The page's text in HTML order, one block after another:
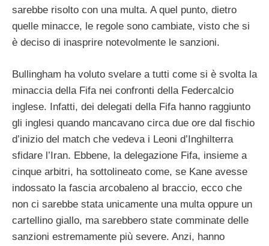
sarebbe risolto con una multa. A quel punto, dietro
quelle minacce, le regole sono cambiate, visto che si
è deciso di inasprire notevolmente le sanzioni.
Bullingham ha voluto svelare a tutti come si è svolta la
minaccia della Fifa nei confronti della Federcalcio
inglese. Infatti, dei delegati della Fifa hanno raggiunto
gli inglesi quando mancavano circa due ore dal fischio
d’inizio del match che vedeva i Leoni d’Inghilterra
sfidare l’Iran. Ebbene, la delegazione Fifa, insieme a
cinque arbitri, ha sottolineato come, se Kane avesse
indossato la fascia arcobaleno al braccio, ecco che
non ci sarebbe stata unicamente una multa oppure un
cartellino giallo, ma sarebbero state comminate delle
sanzioni estremamente più severe. Anzi, hanno